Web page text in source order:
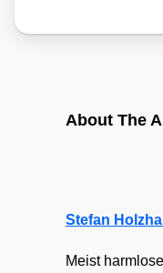
About The
Stefan
Meist